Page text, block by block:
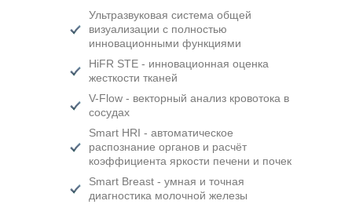
Ультразвуковая система общей
визуализации с полностью
инновационными функциями
HiFR STE - инновационная оценка
жесткости тканей
V-Flow - векторный анализ кровотока в
сосудах
Smart HRI - автоматическое
распознание органов и расчёт
коэффициента яркости печени и почек
Smart Breast - умная и точная
диагностика молочной железы